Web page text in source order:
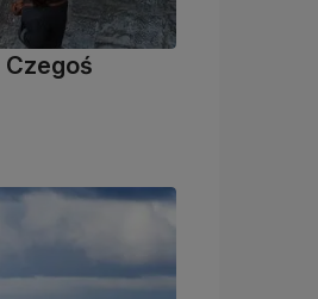
Czegoś